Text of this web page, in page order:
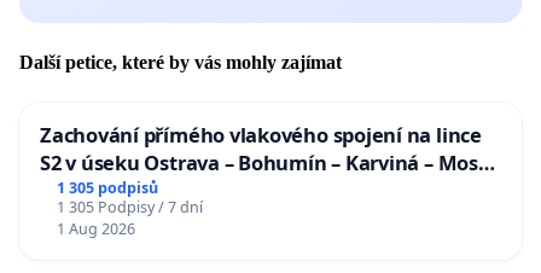
Další petice, které by vás mohly zajímat
Zachování přímého vlakového spojení na lince
S2 v úseku Ostrava – Bohumín – Karviná – Mosty
u Jablunkova
1 305 podpisů
1 305 Podpisy / 7 dní
1 Aug 2026